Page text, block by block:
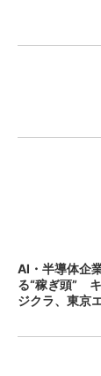
AI・半導体企
る“稼ぎ頭”
ジクラ、東京